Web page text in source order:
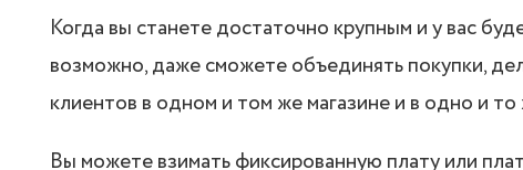
Когда вы станете достаточно крупным и у вас
возможно, даже сможете объединять покупки,
клиентов в одном и том же магазине и в одно и то
Вы можете взимать фиксированную плату или